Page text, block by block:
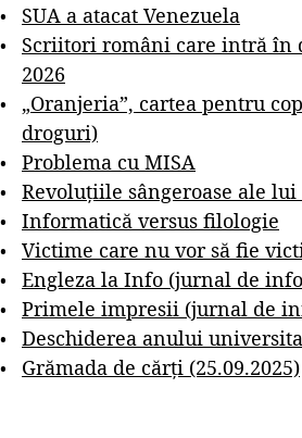
SUA a atacat Venezuela
Scriitori români care intră în
2026
„Oranjeria”, cartea pentru
droguri)
Problema cu MISA
Revoluțiile sângeroase ale lui
Informatică versus filologie
Victime care nu vor să fie
Engleza la Info (jurnal de
Primele impresii (jurnal de
Deschiderea anului
Grămada de cărți (25.09.2025)